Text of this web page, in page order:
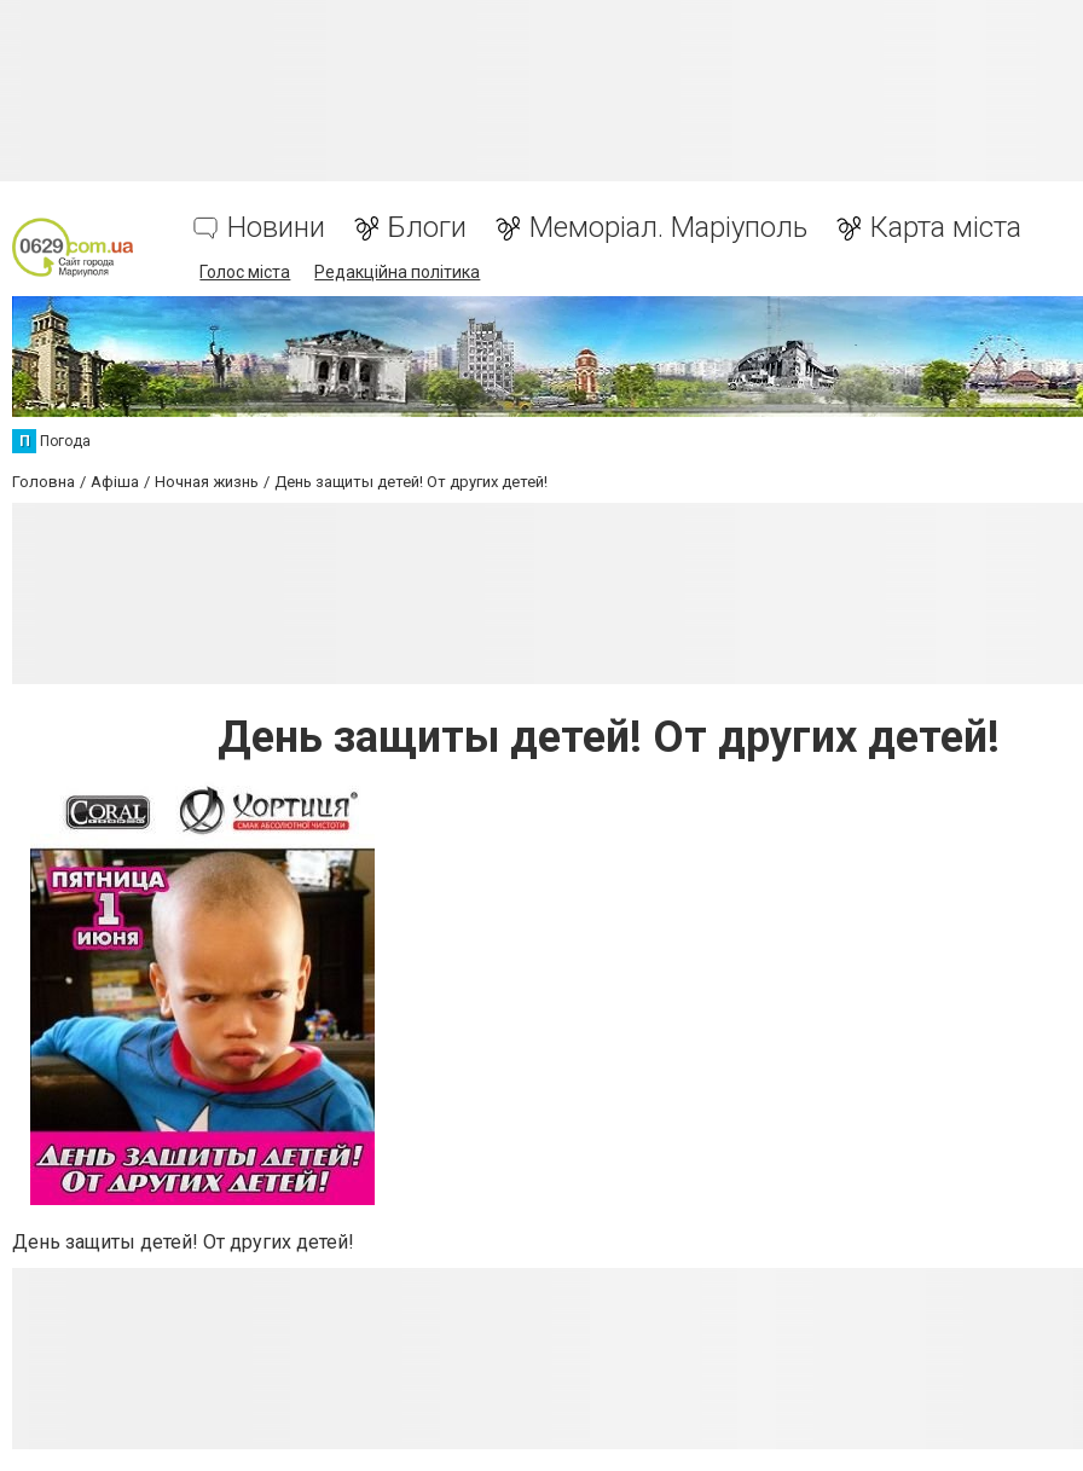
Новини Блоги Меморіал. Маріуполь Карта міста
Голос міста Редакційна політика
П Погода
Головна Афіша Ночная жизнь День защиты детей! От других детей!
День защиты детей! От других детей!
День защиты детей! От других детей!